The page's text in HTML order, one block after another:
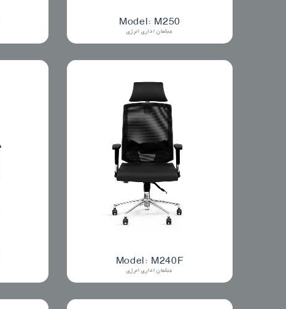
Model: M250
مبلمان اداری انرژی
Model: M240F
مبلمان اداری انرژی